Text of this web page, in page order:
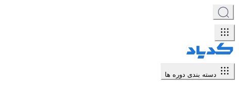
دسته بندی دوره ها